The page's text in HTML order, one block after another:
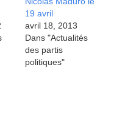
19 avril
avril 18, 2013
Dans "Actualités
des partis
politiques"